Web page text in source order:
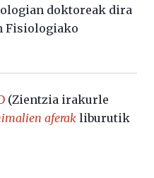
doktoreak dira
Fisiologiako
(Zientzia irakurle
aferak liburutik